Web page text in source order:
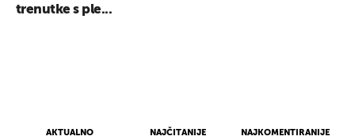
AKTUALNO NAJČITANIJE NAJKOMENTIRANIJE
trenutke s ple...